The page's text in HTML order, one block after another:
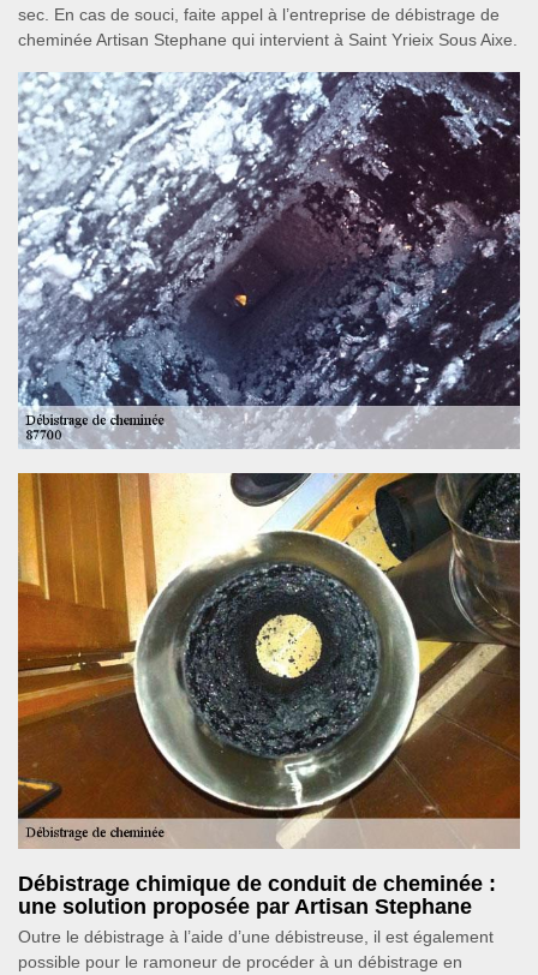
sec. En cas de souci, faite appel à l’entreprise de débistrage de
cheminée Artisan Stephane qui intervient à Saint Yrieix Sous Aixe.
Débistrage chimique de conduit de cheminée :
une solution proposée par Artisan Stephane
Outre le débistrage à l’aide d’une débistreuse, il est également
possible pour le ramoneur de procéder à un débistrage en